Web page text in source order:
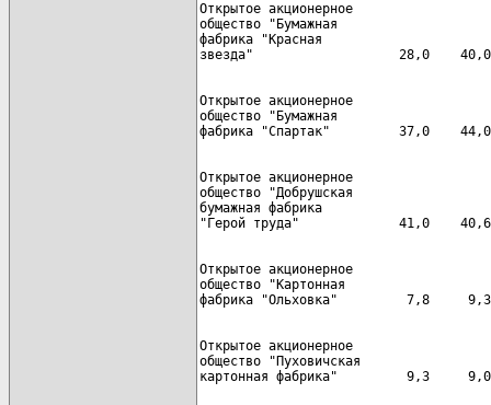
Открытое акционерное
общество "Бумажная
фабрика "Красная
Открытое акционерное
общество "Бумажная
Открытое акционерное
общество "Добрушская
бумажная фабрика
Открытое акционерное
общество "Картонная
Открытое акционерное
общество "Пуховичская